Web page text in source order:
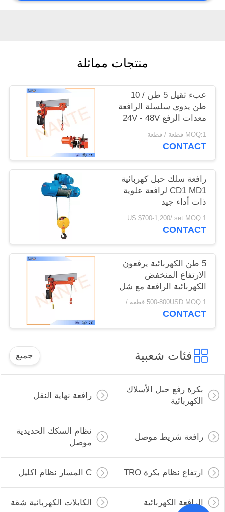
PRIVACY
POLICY
منتجات مماثلة
عبء ثقيل 5 طن / 10
طن يدوي سلسلة الرافعة
معدات الرفع 24V - 48V
MOQ:1 قطعة / قطعة
CONTACT
رافعة سلك حبل كهربائية
CD1 MD1 لرافعة علوية
ذات أداء جيد
US $700-1,200/ set MOQ:1 مجموعة
CONTACT
5 طن الكهربائية يرفعون
الارتفاع المنخفض
الكهربائية الرافعة مع شل
قوة عالية
500-800USD MOQ:1 قطعة / قطعة
CONTACT
فئات شعبية جميع
بكرة رفع حبل الأسلاك
الكهربائية
رافعة نهاية النقل
رافعة شريط موصل
نظام السكك الحديدية
موصل
ارتفاع نظام بكرة TRO C المسار نظام اكليل
الرافعة الكهربائية الكابلات الكهربائية شقة